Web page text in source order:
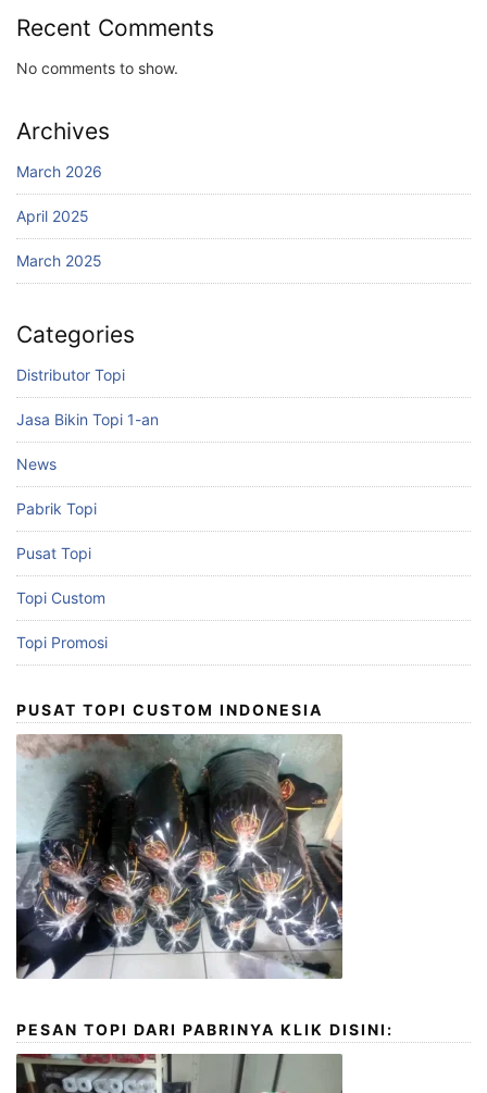
Recent Comments
No comments to show.
Archives
March 2026
April 2025
March 2025
Categories
Distributor Topi
Jasa Bikin Topi 1-an
News
Pabrik Topi
Pusat Topi
Topi Custom
Topi Promosi
PUSAT TOPI CUSTOM INDONESIA
PESAN TOPI DARI PABRINYA KLIK DISINI: